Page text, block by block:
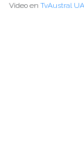
Video en TvAustral